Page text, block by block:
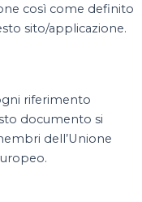
così come definito
sito/applicazione.
riferimento
documento si
dell’Unione